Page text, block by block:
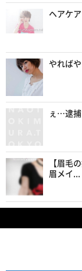
ヘアケ
やれば
ぇ…逮捕
【眉毛
眉メイ...